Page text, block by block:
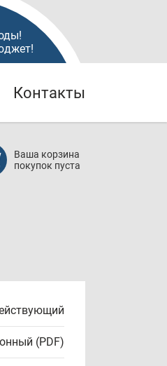
Контакты
Ваша корзина
покупок пуста
(PDF)